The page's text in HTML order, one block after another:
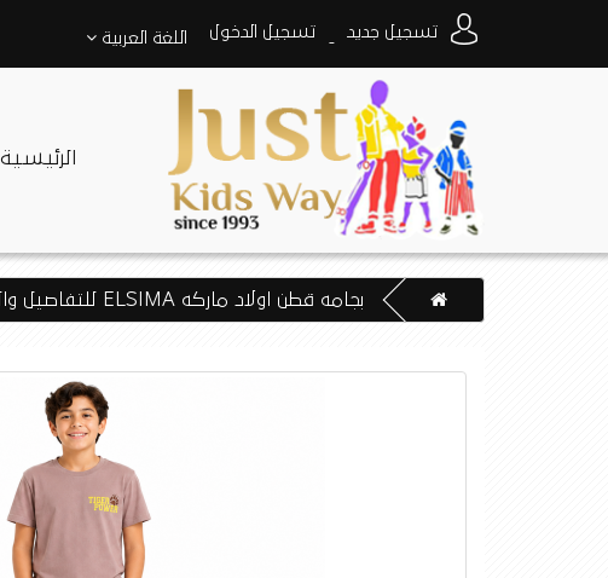
تسجيل جديد
-
تسجيل الدخول اللغة العربية
الرئيسية
بجامه قطن اولاد ماركه ELSIMA للتفاصيل والمساعده واتس اب 0550520411